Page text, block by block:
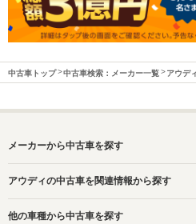
中古車トップ 中古車検索：メーカー一覧 アウデ
メーカーから中古車を探す
アウディの中古車を関連情報から探す
他の車種から中古車を探す